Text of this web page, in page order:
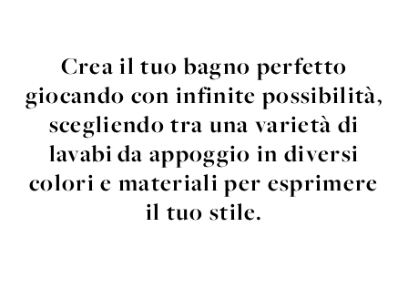
Crea il tuo bagno perfetto
giocando con infinite possibilità,
scegliendo tra una varietà di
lavabi da appoggio in diversi
colori e materiali per esprimere
il tuo stile.